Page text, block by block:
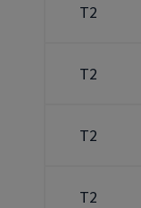
T2
T2
T2
T2